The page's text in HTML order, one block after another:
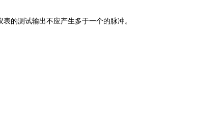
测试输出不应产生多于一个的脉冲。